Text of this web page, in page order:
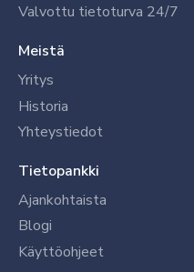
Valvottu tietoturva 24/7
Meistä
Yritys
Historia
Yhteystiedot
Tietopankki
Ajankohtaista
Blogi
Käyttöohjeet